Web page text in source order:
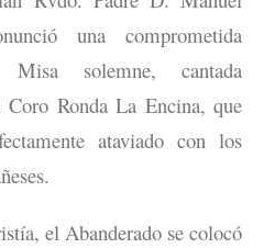
una comprometida
solemne, cantada
Ronda La Encina, que
ataviado con los
el Abanderado se colocó